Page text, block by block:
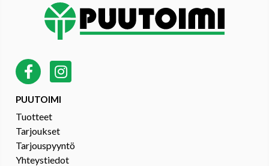
PUUTOIMI
Tuotteet
Tarjoukset
Tarjouspyyntö
Yhteystiedot